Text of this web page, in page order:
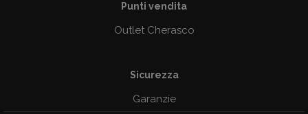
Punti vendita
Outlet Cherasco
Sicurezza
Garanzie